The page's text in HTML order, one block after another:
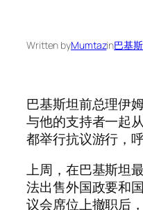
Written byMumtazin巴基
巴基斯坦前总理伊
与他的支持者一起
都举行抗议游行，
上周，在巴基斯坦
法出售外国政要和
议会席位上撤职后